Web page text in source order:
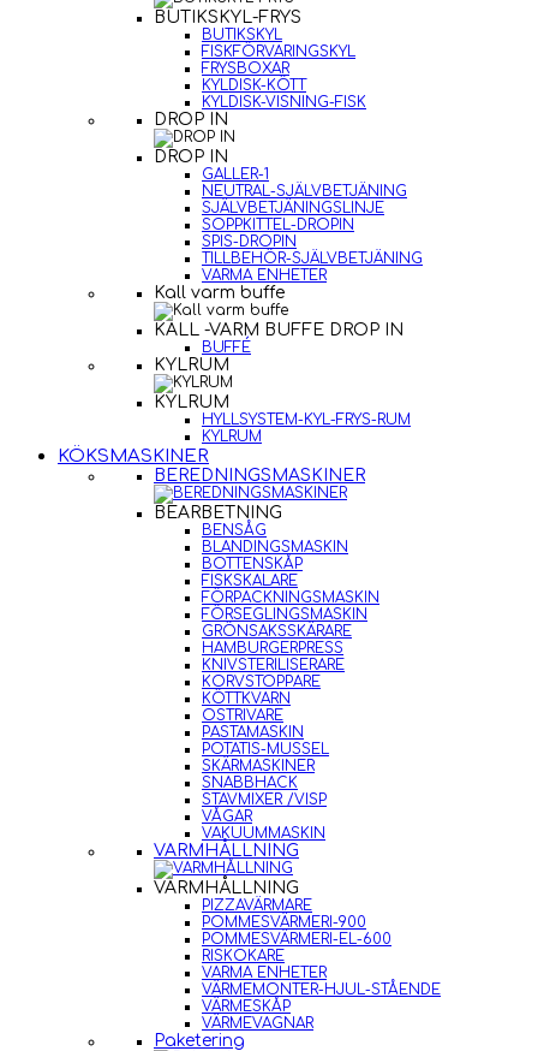
BUTIKSKYL-FRYS
BUTIKSKYL
FISKFÖRVARINGSKYL
FRYSBOXAR
KYLDISK-KÖTT
KYLDISK-VISNING-FISK
DROP IN
DROP IN
GALLER-1
NEUTRAL-SJÄLVBETJÄNING
SJÄLVBETJÄNINGSLINJE
SOPPKITTEL-DROPIN
SPIS-DROPIN
TILLBEHÖR-SJÄLVBETJÄNING
VARMA ENHETER
Kall varm buffe
KALL -VARM BUFFE DROP IN
BUFFÉ
KYLRUM
KYLRUM
HYLLSYSTEM-KYL-FRYS-RUM
KYLRUM
KÖKSMASKINER
BEREDNINGSMASKINER
BEARBETNING
BENSÅG
BLANDINGSMASKIN
BOTTENSKÅP
FISKSKALARE
FÖRPACKNINGSMASKIN
FÖRSEGLINGSMASKIN
GRÖNSAKSSKÄRARE
HAMBURGERPRESS
KNIVSTERILISERARE
KORVSTOPPARE
KÖTTKVARN
OSTRIVARE
PASTAMASKIN
POTATIS-MUSSEL
SKÄRMASKINER
SNABBHACK
STAVMIXER /VISP
VÅGAR
VAKUUMMASKIN
VARMHÅLLNING
VARMHÅLLNING
PIZZAVÄRMARE
POMMESVÄRMERI-900
POMMESVÄRMERI-EL-600
RISKOKARE
VARMA ENHETER
VÄRMEMONTER-HJUL-STÅENDE
VÄRMESKÅP
VÄRMEVAGNAR
Paketering